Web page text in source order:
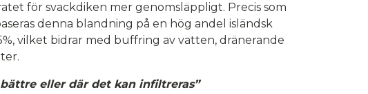
för svackdiken mer genomsläppligt. Precis som
denna blandning på en hög andel isländsk
vilket bidrar med buffring av vatten, dränerande
eller där det kan infiltreras”